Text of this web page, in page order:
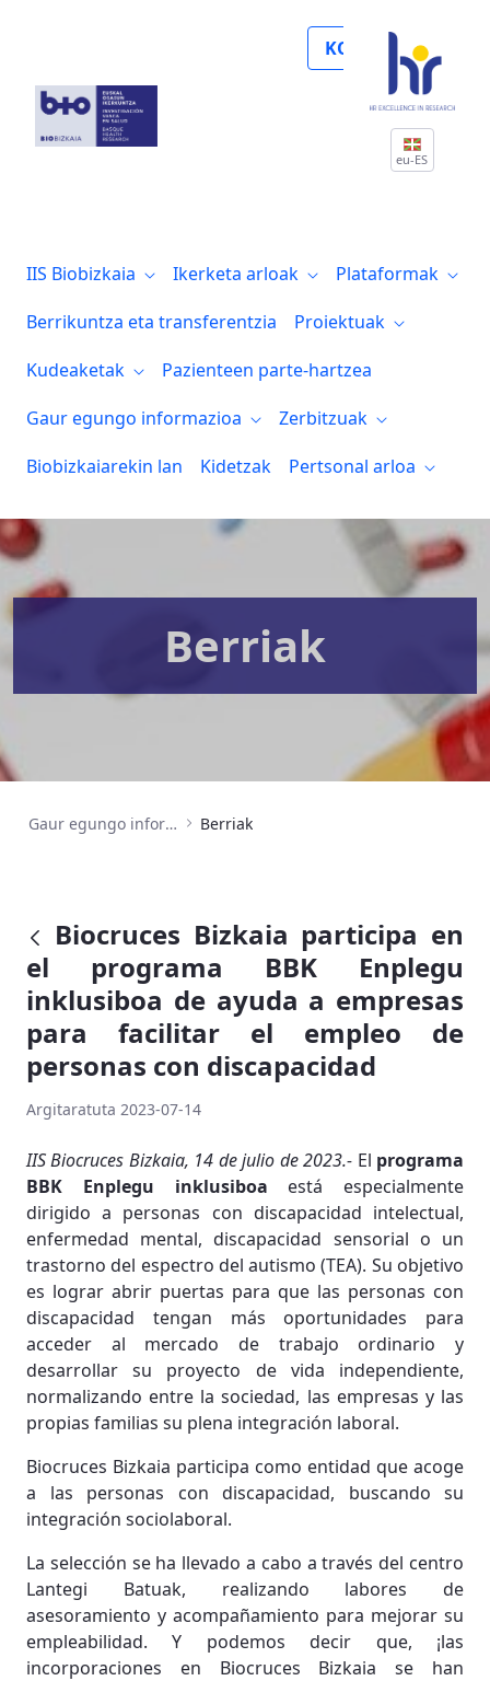
KOLABORATU
eu-ES
IIS Biobizkaia Ikerketa arloak
Plataformak
Berrikuntza eta transferentzia
Proiektuak
Kudeaketak
Pazienteen parte-hartzea
Gaur egungo informazioa
Zerbitzuak
Biobizkaiarekin lan
Kidetzak Pertsonal arloa
Berriak
Gaur egungo informazioa Berriak
Biocruces Bizkaia participa en
el programa BBK Enplegu
inklusiboa de ayuda a empresas
para facilitar el empleo de
personas con discapacidad
Argitaratuta 2023-07-14
IIS Biocruces Bizkaia, 14 de julio de 2023.- El programa
BBK Enplegu inklusiboa está especialmente
dirigido a personas con discapacidad intelectual,
enfermedad mental, discapacidad sensorial o un
trastorno del espectro del autismo (TEA). Su objetivo
es lograr abrir puertas para que las personas con
discapacidad tengan más oportunidades para
acceder al mercado de trabajo ordinario y
desarrollar su proyecto de vida independiente,
normalizando entre la sociedad, las empresas y las
propias familias su plena integración laboral.
Biocruces Bizkaia participa como entidad que acoge
a las personas con discapacidad, buscando su
integración sociolaboral.
La selección se ha llevado a cabo a través del centro
Lantegi Batuak, realizando labores de
asesoramiento y acompañamiento para mejorar su
empleabilidad. Y podemos decir que, ¡las
incorporaciones en Biocruces Bizkaia se han